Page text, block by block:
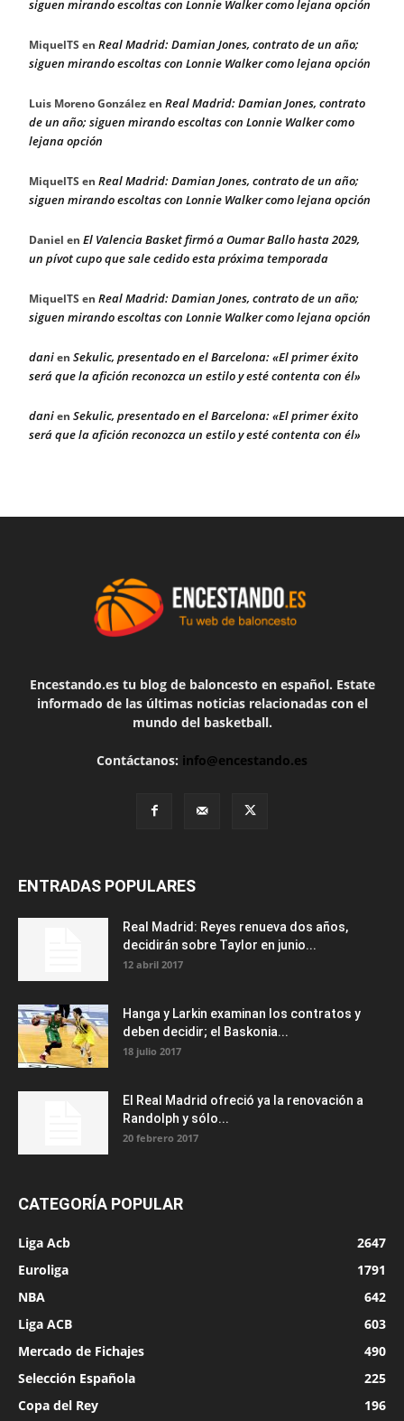
siguen mirando escoltas con Lonnie Walker como lejana opción
MiquelTS en Real Madrid: Damian Jones, contrato de un año;
siguen mirando escoltas con Lonnie Walker como lejana opción
Luis Moreno Gonzálezen Real Madrid: Damian Jones, contrato
de un año; siguen mirando escoltas con Lonnie Walker como
lejana opción
MiquelTS en Real Madrid: Damian Jones, contrato de un año;
siguen mirando escoltas con Lonnie Walker como lejana opción
Daniel en El Valencia Basket firmó a Oumar Ballo hasta 2029,
un pívot cupo que sale cedido esta próxima temporada
MiquelTS en Real Madrid: Damian Jones, contrato de un año;
siguen mirando escoltas con Lonnie Walker como lejana opción
danien Sekulic, presentado en el Barcelona: «El primer éxito
será que la afición reconozca un estilo y esté contenta con él»
danien Sekulic, presentado en el Barcelona: «El primer éxito
será que la afición reconozca un estilo y esté contenta con él»
Encestando.es tu blog de baloncesto en español. Estate
informado de las últimas noticias relacionadas con el
mundo del basketball.
Contáctanos: info@encestando.es
ENTRADAS POPULARES
Real Madrid: Reyes renueva dos años,
decidirán sobre Taylor en junio...
12 abril 2017
Hanga y Larkin examinan los contratos y
deben decidir; el Baskonia...
18 julio 2017
El Real Madrid ofreció ya la renovación a
Randolph y sólo...
20 febrero 2017
CATEGORÍA POPULAR
Liga Acb
2647
Euroliga
1791
NBA
642
Liga ACB
603
Mercado de Fichajes
490
Selección Española
225
Copa del Rey
196